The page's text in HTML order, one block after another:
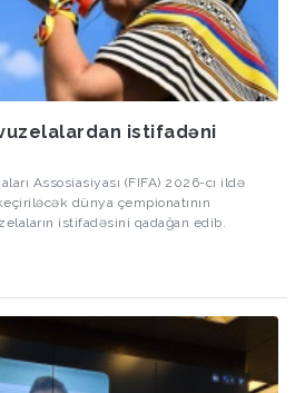
istifadəni
Assosiasiyası (FIFA) 2026-cı ildə
dünya çempionatının
istifadəsini qadağan edib.